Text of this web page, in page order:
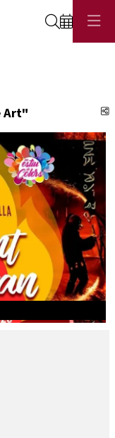
Cerca
Art"